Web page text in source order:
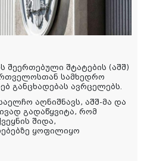
შეერთებული შტატების (აშშ)
სამხედრო
განცხადებას ავრცელებს.
აღნიშნავს, აშშ-მა და
გადაწყვიტა, რომ
შიდა,
ყოფილიყო